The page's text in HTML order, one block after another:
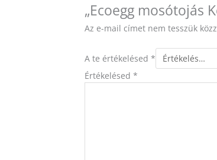
„Ecoegg mosótojás
Az e-mail címet nem tesszük
A te értékelésed *
Értékelésed *